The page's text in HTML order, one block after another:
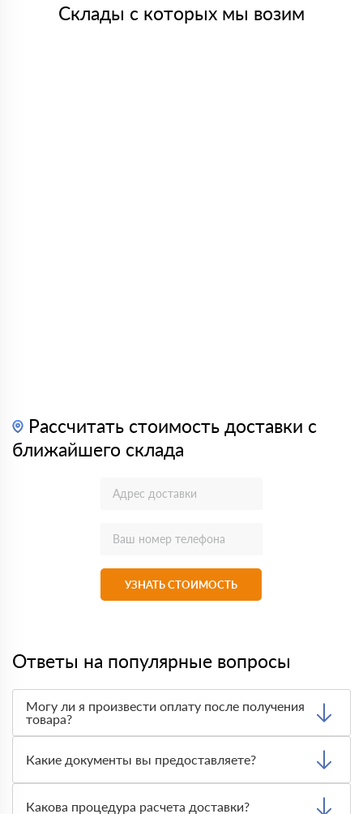
Склады с которых мы возим
Рассчитать стоимость доставки с
ближайшего склада
УЗНАТЬ СТОИМОСТЬ
Ответы на популярные вопросы
Могу ли я произвести оплату после получения
товара?
Тем не менее, если качество полученных вами товаров
неприемлемо, вы можете отказаться от них.
Какие документы вы предоставляете?
как сертификаты подлинности, удостоверения качества
Какова процедура расчета доставки?